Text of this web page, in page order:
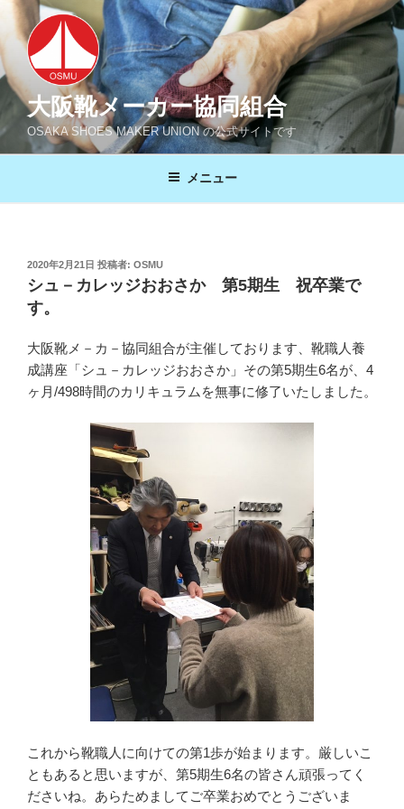
テ
ン
へ
ス
プ
大阪靴メーカー協同組合
OSAKA SHOES MAKER UNION の公式サイトです
メニュー
投
稿
日:
2020年2月21日 投稿者: OSMU
シュ－カレッジおおさか 第5期生 祝卒業で
す。
大阪靴メ－カ－協同組合が主催しております、靴職人養
成講座「シュ－カレッジおおさか」その第5期生6名が、4
ヶ月/498時間のカリキュラムを無事に修了いたしました。
これから靴職人に向けての第1歩が始まります。厳しいこ
ともあると思いますが、第5期生6名の皆さん頑張ってく
ださいね。あらためましてご卒業おめでとうございま